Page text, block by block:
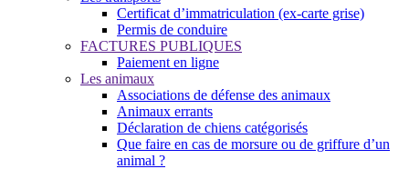
Certificat d’immatriculation (ex-carte grise)
Permis de conduire
FACTURES PUBLIQUES
Paiement en ligne
Les animaux
Associations de défense des animaux
Animaux errants
Déclaration de chiens catégorisés
Que faire en cas de morsure ou de griffure d’un
animal ?